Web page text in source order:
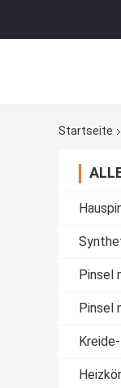
Startseite
Pinsel
Pinsel